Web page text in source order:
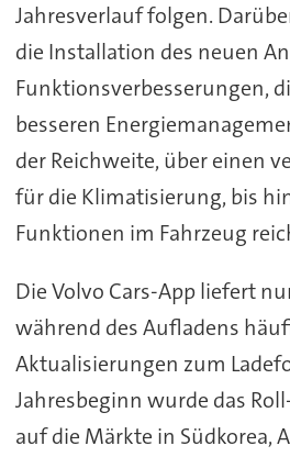
Jahresverlauf folgen.
die Installation des neuen
Funktionsverbesserungen,
besseren
der Reichweite, über einen
für die Klimatisierung, bis
Funktionen im Fahrzeug
Die Volvo Cars-App liefert
während des Aufladens
Aktualisierungen zum
Jahresbeginn wurde das
auf die Märkte in Südkorea,